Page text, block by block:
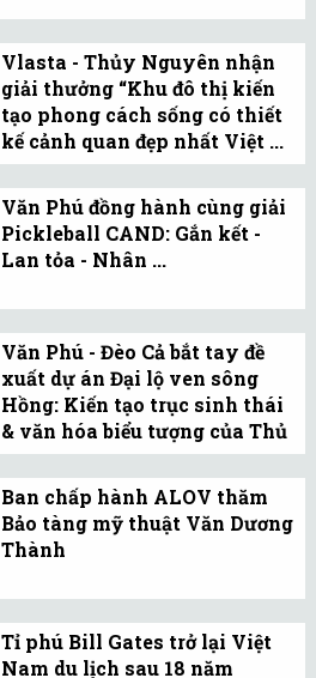
phát triển bền vững Thủ
đô giai đoạn mới.
mạnh chuỗi dự án quy
mô lớn tại TP.HCM, mở
rộng thị phần chiến lược
phía Nam.
Vlasta - Thủy Nguyên nhận
giải thưởng “Khu đô thị kiến
tạo phong cách sống có thiết
kế cảnh quan đẹp nhất Việt ...
Dự án nhận giải “Khu đô
thị có thiết kế cảnh quan
đẹp nhất Việt Nam” nhờ
quy hoạch hiện đại, hài
hòa, đậm bản sắc văn
hóa, phát triển bền vững.
Văn Phú đồng hành cùng giải
Pickleball CAND: Gắn kết -
Lan tỏa - Nhân ...
Văn Phú lan tỏa triết lý
“vị nhân sinh”, góp phần
xây dựng cộng đồng khỏe
mạnh, kết nối lực lượng
vũ trang và xã hội.
Văn Phú - Đèo Cả bắt tay đề
xuất dự án Đại lộ ven sông
Hồng: Kiến tạo trục sinh thái
& văn hóa biểu tượng của Thủ
...
Cả liên danh đề xuất dự
án Đại lộ ven sông Hồng
được UBND Hà Nội chấp
thuận tại văn bản số
8843/VP-ĐT, ngày
13/06/2025.
Ban chấp hành ALOV thăm
Bảo tàng mỹ thuật Văn Dương
Thành
chúc Tết và cùng đoàn
Tỉ phú Bill Gates trở lại Việt
Nam du lịch sau 18 năm